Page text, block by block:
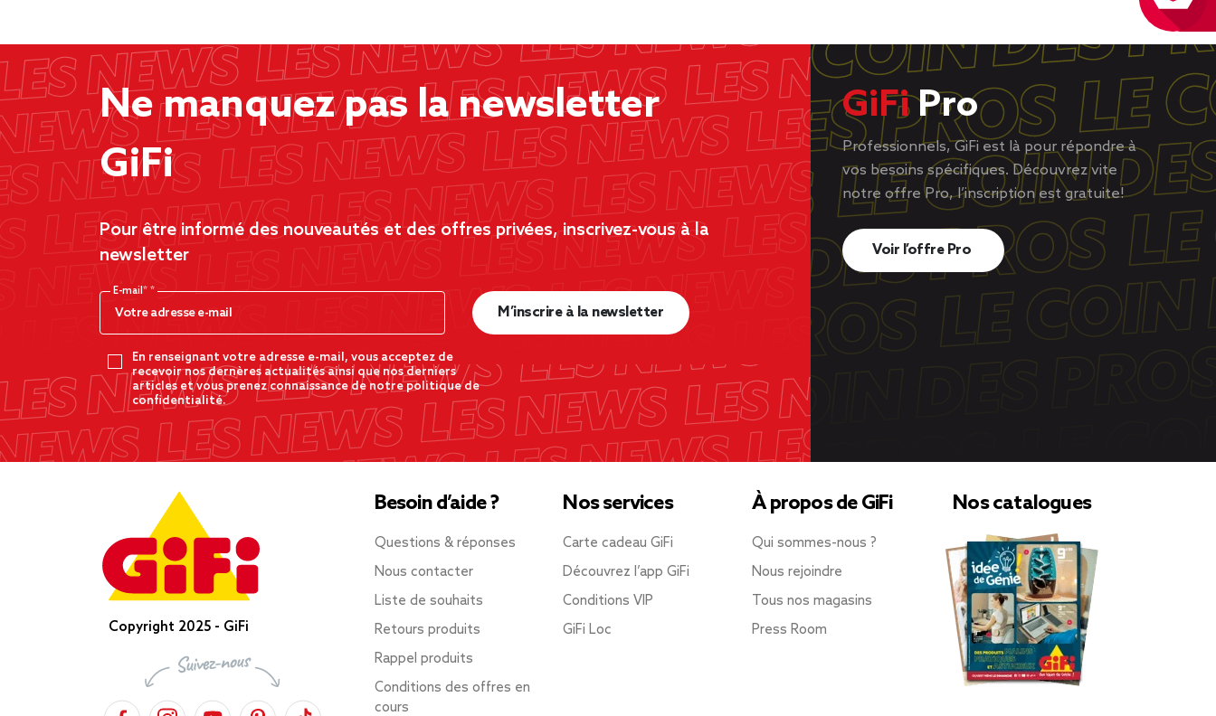
Ne manquez pas la newsletter
GiFi
Pour être informé des nouveautés et des offres privées, inscrivez-vous à la
newsletter
E-mail*
En renseignant votre adresse e-mail, vous acceptez de
recevoir nos dernères actualités ainsi que nos derniers
articles et vous prenez connaissance de notre politique de
confidentialité.
M’inscrire à la newsletter
GiFiPro
Professionnels, GiFi est là pour répondre à
vos besoins spécifiques. Découvrez vite
notre offre Pro, l’inscription est gratuite!
Voir l’offre Pro
Copyright 2025 - GiFi
Besoin d’aide ?
Questions & réponses
Nous contacter
Liste de souhaits
Retours produits
Rappel produits
Conditions des offres en
cours
Nos services
Carte cadeau GiFi
Découvrez l’app GiFi
Conditions VIP
GiFi Loc
À propos de GiFi
Qui sommes-nous ?
Nous rejoindre
Tous nos magasins
Press Room
Nos catalogues